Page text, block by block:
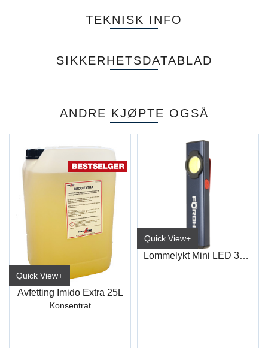
TEKNISK INFO
SIKKERHETSDATABLAD
ANDRE KJØPTE OGSÅ
Quick View+
Avfetting Imido Extra 25L
Konsentrat
Quick View+
Lommelykt Mini LED 300lm